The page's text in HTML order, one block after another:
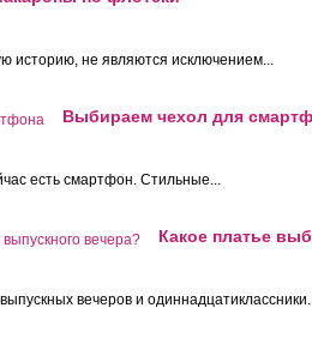
историю, не являются исключением...
Выбираем чехол для
есть смартфон. Стильные...
Какое платье
вечеров и